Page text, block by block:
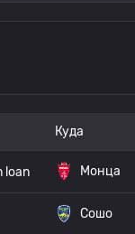
Куда
loan Монца
Сошо